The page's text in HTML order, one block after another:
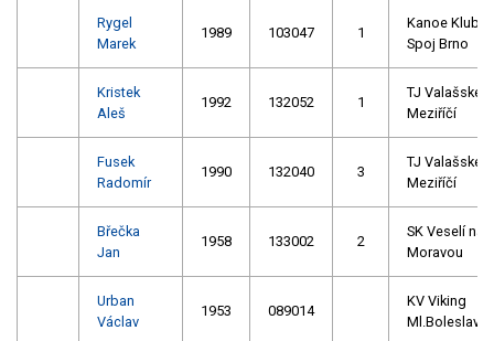
Rygel
Marek
1989 103047 1
Kanoe Klub
Spoj Brno
Kristek
Aleš
1992 132052 1
TJ Valašské
Meziříčí
Fusek
Radomír
1990 132040 3
TJ Valašské
Meziříčí
Břečka
Jan
1958 133002 2
SK Veselí nad
Moravou
Urban
Václav
1953 089014
KV Viking
Ml.Boleslav